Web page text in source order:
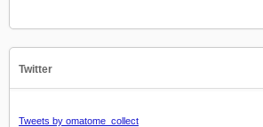
Twitter
Tweets by omatome_collect